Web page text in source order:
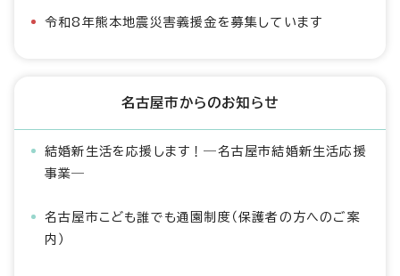
令和8年熊本地震災害義援金を募集しています
名古屋市からのお知らせ
結婚新生活を応援します！―名古屋市結婚新生活応援
事業―
名古屋市こども誰でも通園制度（保護者の方へのご案
内）